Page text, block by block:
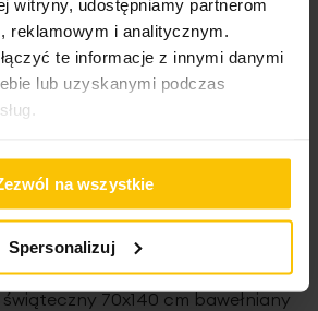
witryny, udostępniamy partnerom
reklamowym i analitycznym.
te informacje z innymi danymi
lub uzyskanymi podczas
na wszystkie
Spersonalizuj
70x140 cm bawełniany